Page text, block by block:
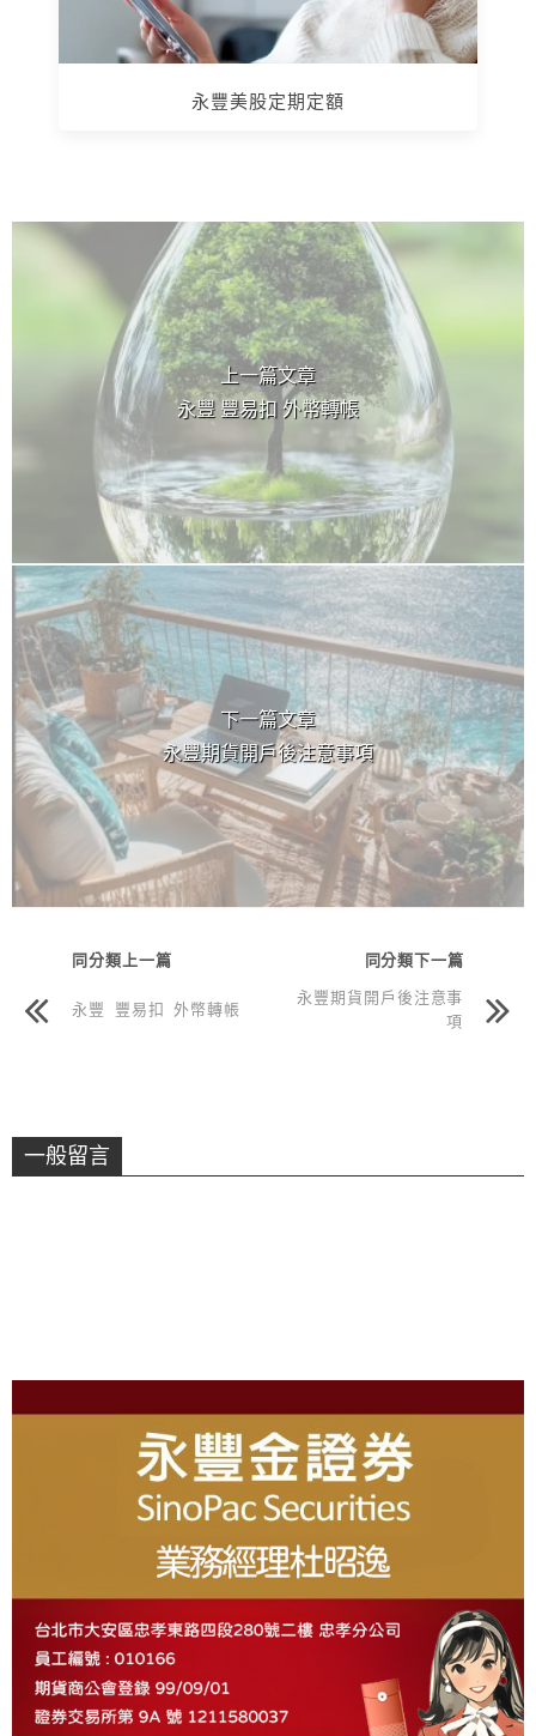
永豐美股定期定額
上 / 下一篇文章
上一篇文章
永豐 豐易扣 外幣轉帳
下一篇文章
永豐期貨開戶後注意事項
同分類上一篇
永豐 豐易扣 外幣轉帳
同分類下一篇
永豐期貨開戶後注意事
項
一般留言